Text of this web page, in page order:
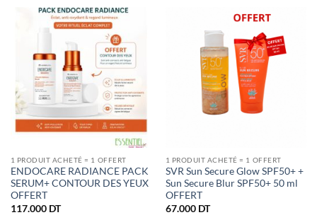
1 PRODUIT ACHETÉ = 1 OFFERT
ENDOCARE RADIANCE PACK
SERUM+ CONTOUR DES YEUX
OFFERT
117.000 DT
1 PRODUIT ACHETÉ = 1 OFFERT
SVR Sun Secure Glow SPF50+ +
Sun Secure Blur SPF50+ 50 ml
OFFERT
67.000 DT